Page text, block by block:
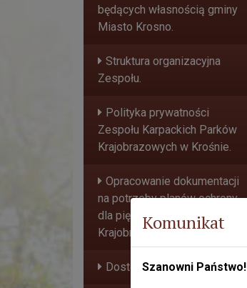
będących własnością gminy
Miasto Krosno.
Struktura organizacyjna
Zespołu.
Polityka prywatności
Zespołu Karpackich Parków
Krajobrazowych w Krośnie.
Opracowanie dokumentacji
na potrzeby planów ochrony
dla pięciu Parków
Krajobrazowych.
Dostępność Plus
Komunikat
Szanowni Państwo!